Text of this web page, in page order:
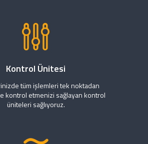
Kontrol Ünitesi
tüm işlemleri tek noktadan
kontrol etmenizi sağlayan kontrol
üniteleri sağlıyoruz.